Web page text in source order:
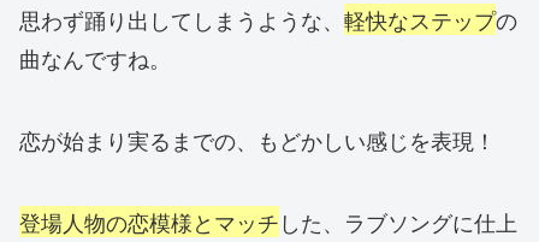
思わず踊り出してしまうような、 軽快なステップの
曲なんですね。
恋が始まり実るまでの、もどかしい感じを表現！
登場人物の恋模様とマッチした、ラブソングに仕上